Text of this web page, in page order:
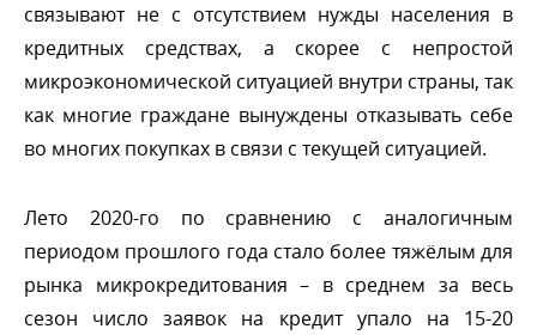
связывают не с отсутствием нужды населения
кредитных средствах, а скорее с непростой
микроэкономической ситуацией внутри страны, так
как многие граждане вынуждены отказывать себе
о многих покупках в связи с текущей ситуацией.
Лето 2020-го по сравнению с аналогичным
периодом прошлого года стало более тяжёлым для
рынка микрокредитования – в среднем за весь
сезон число заявок на кредит упало на 15-20